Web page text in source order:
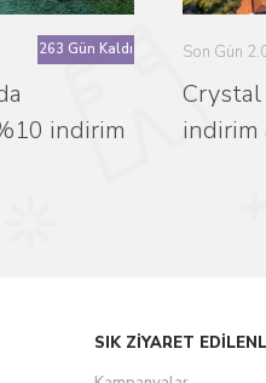
263 Gün Kaldı
indirim
Son Gün
Crystal
indirim
SIK ZİYARET